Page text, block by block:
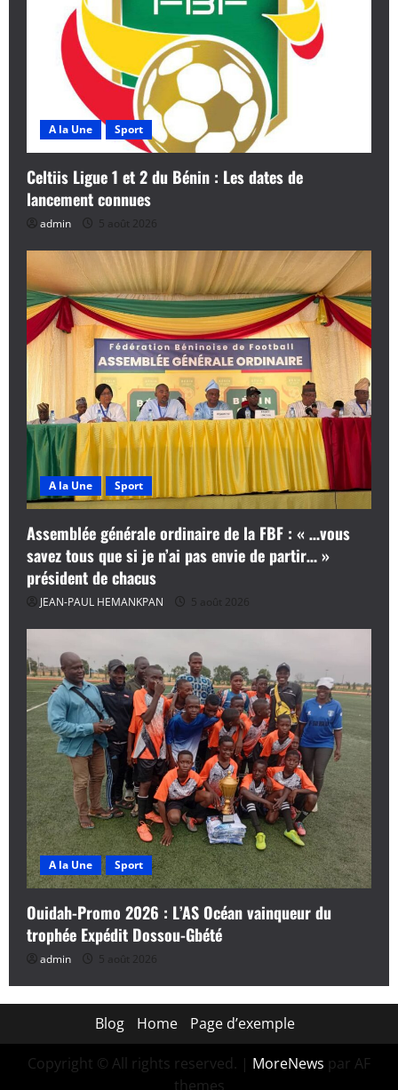
A la Une Sport
Celtiis Ligue 1 et 2 du Bénin : Les dates de
lancement connues
admin 5 août 2026
A la Une Sport
Assemblée générale ordinaire de la FBF : « …vous
savez tous que si je n’ai pas envie de partir… »
président de chacus
JEAN-PAUL HEMANKPAN 5 août 2026
A la Une Sport
Ouidah-Promo 2026 : L’AS Océan vainqueur du
trophée Expédit Dossou-Gbété
admin 5 août 2026
Blog Home Page d’exemple
Copyright © All rights reserved. | MoreNews par AF
themes